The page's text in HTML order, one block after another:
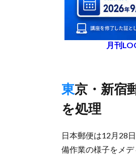
月刊
東京・新宿郵便局の様子を公開、区分け機で1時間当たり5万通
を処理
日本郵便は12月28
備作業の様子をメデ